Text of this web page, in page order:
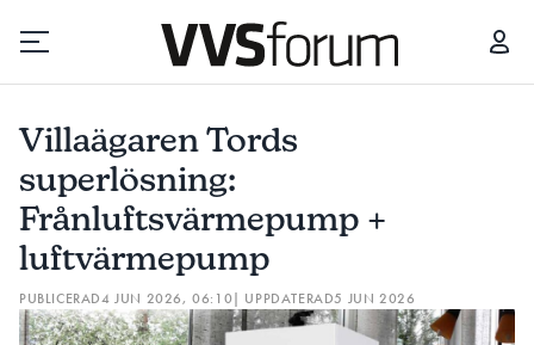
Prenumerera
Hantera prenumeration
Lediga jobb
Villaägaren Tords
superlösning:
Frånluftsvärmepump +
luftvärmepump
PUBLICERAD4 JUN 2026, 06:10| UPPDATERAD5 JUN 2026